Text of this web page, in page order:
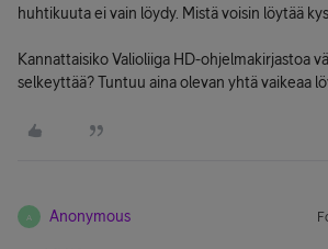
huhtikuuta ei vain löydy. Mistä voisin löytää
Kannattaisiko Valioliiga HD-ohjelmakirjastoa
selkeyttää? Tuntuu aina olevan yhtä vaikeaa
A Anonymous